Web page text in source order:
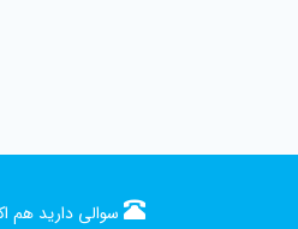
سوالی دارید هم